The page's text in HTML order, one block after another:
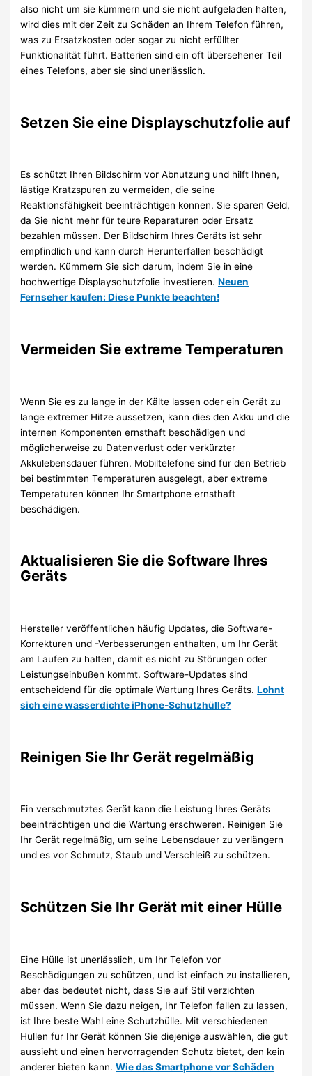
also nicht um sie kümmern und sie nicht aufgeladen halten,
wird dies mit der Zeit zu Schäden an Ihrem Telefon führen,
was zu Ersatzkosten oder sogar zu nicht erfüllter
Funktionalität führt. Batterien sind ein oft übersehener Teil
eines Telefons, aber sie sind unerlässlich.
Setzen Sie eine Displayschutzfolie auf
Es schützt Ihren Bildschirm vor Abnutzung und hilft Ihnen,
lästige Kratzspuren zu vermeiden, die seine
Reaktionsfähigkeit beeinträchtigen können. Sie sparen Geld,
da Sie nicht mehr für teure Reparaturen oder Ersatz
bezahlen müssen. Der Bildschirm Ihres Geräts ist sehr
empfindlich und kann durch Herunterfallen beschädigt
werden. Kümmern Sie sich darum, indem Sie in eine
hochwertige Displayschutzfolie investieren.Neuen
Fernseher kaufen: Diese Punkte beachten!
Vermeiden Sie extreme Temperaturen
Wenn Sie es zu lange in der Kälte lassen oder ein Gerät zu
lange extremer Hitze aussetzen, kann dies den Akku und die
internen Komponenten ernsthaft beschädigen und
möglicherweise zu Datenverlust oder verkürzter
Akkulebensdauer führen. Mobiltelefone sind für den Betrieb
bei bestimmten Temperaturen ausgelegt, aber extreme
Temperaturen können Ihr Smartphone ernsthaft
beschädigen.
Aktualisieren Sie die Software Ihres
Geräts
Hersteller veröffentlichen häufig Updates, die Software-
Korrekturen und -Verbesserungen enthalten, um Ihr Gerät
am Laufen zu halten, damit es nicht zu Störungen oder
Leistungseinbußen kommt. Software-Updates sind
entscheidend für die optimale Wartung Ihres Geräts.Lohnt
sich eine wasserdichte iPhone-Schutzhülle?
Reinigen Sie Ihr Gerät regelmäßig
Ein verschmutztes Gerät kann die Leistung Ihres Geräts
beeinträchtigen und die Wartung erschweren. Reinigen Sie
Ihr Gerät regelmäßig, um seine Lebensdauer zu verlängern
und es vor Schmutz, Staub und Verschleiß zu schützen.
Schützen Sie Ihr Gerät mit einer Hülle
Eine Hülle ist unerlässlich, um Ihr Telefon vor
Beschädigungen zu schützen, und ist einfach zu installieren,
aber das bedeutet nicht, dass Sie auf Stil verzichten
müssen. Wenn Sie dazu neigen, Ihr Telefon fallen zu lassen,
ist Ihre beste Wahl eine Schutzhülle. Mit verschiedenen
Hüllen für Ihr Gerät können Sie diejenige auswählen, die gut
aussieht und einen hervorragenden Schutz bietet, den kein
anderer bieten kann.Wie das Smartphone vor Schäden